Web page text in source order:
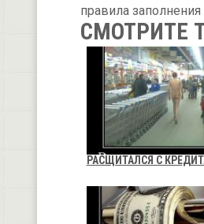
правила
СМОТРИТЕ
РАСЩИТАЛСЯ С